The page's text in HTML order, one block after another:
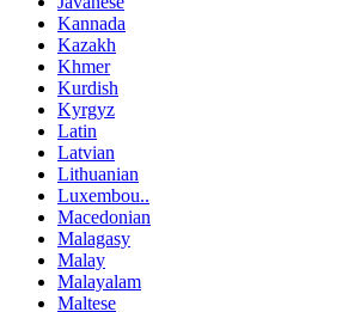
Kannada
Kazakh
Khmer
Kurdish
Kyrgyz
Latin
Latvian
Lithuanian
Luxembou..
Macedonian
Malagasy
Malay
Malayalam
Maltese